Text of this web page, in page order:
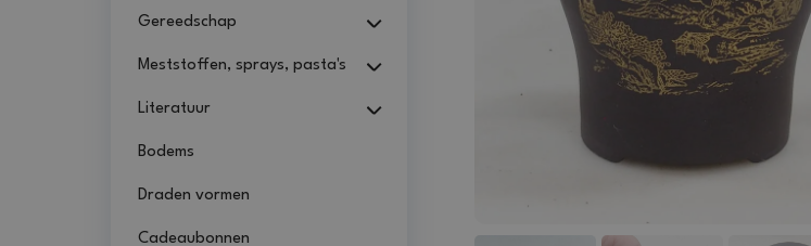
Gereedschap
Meststoffen, sprays, pasta's
Literatuur
Bodems
Draden vormen
Cadeaubonnen